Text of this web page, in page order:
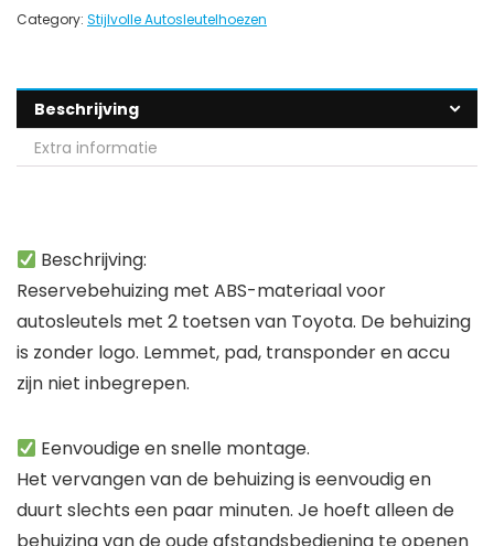
Category: Stijlvolle Autosleutelhoezen
Beschrijving
Extra informatie
Beschrijving:
Reservebehuizing met ABS-materiaal voor
autosleutels met 2 toetsen van Toyota. De behuizing
is zonder logo. Lemmet, pad, transponder en accu
zijn niet inbegrepen.
Eenvoudige en snelle montage.
Het vervangen van de behuizing is eenvoudig en
duurt slechts een paar minuten. Je hoeft alleen de